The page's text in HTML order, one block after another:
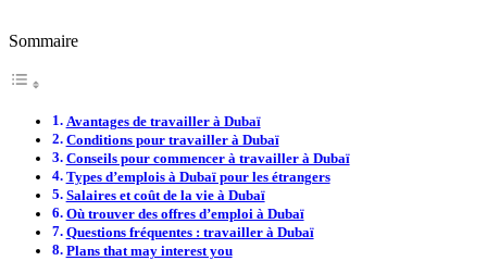
Sommaire
Avantages de travailler à Dubaï
Conditions pour travailler à Dubaï
Conseils pour commencer à travailler à Dubaï
Types d’emplois à Dubaï pour les étrangers
Salaires et coût de la vie à Dubaï
Où trouver des offres d’emploi à Dubaï
Questions fréquentes : travailler à Dubaï
Plans that may interest you